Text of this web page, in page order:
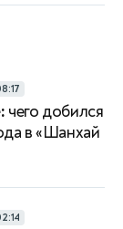
чего добился
в «Шанхай